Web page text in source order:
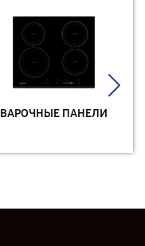
ВАРОЧНЫЕ ПАНЕЛИ